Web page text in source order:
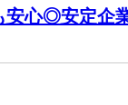
安心◎安定企